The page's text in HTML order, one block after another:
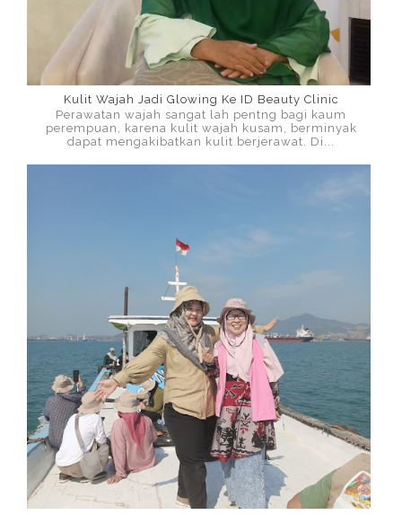
Kulit Wajah Jadi Glowing Ke ID Beauty Clinic
Perawatan wajah sangat lah pentng bagi kaum
perempuan, karena kulit wajah kusam, berminyak
dapat mengakibatkan kulit berjerawat. Di...